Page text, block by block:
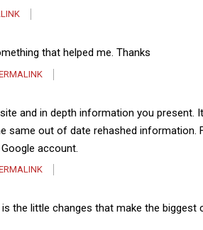
that helped me. Thanks
and in depth information you present.
same out of date rehashed information.
account.
the little changes that make the biggest